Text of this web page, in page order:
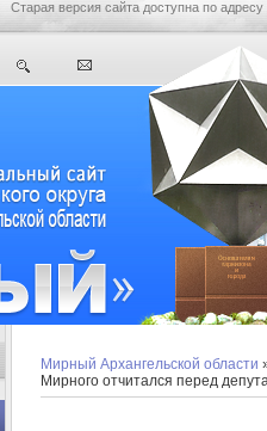
Старая версия сайта доступна по адресу
Мирный Архангельской области
Мирного отчитался перед